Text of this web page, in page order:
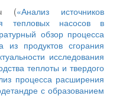
(«Анализ источников
тепловых насосов в
обзор процесса
из продуктов сгорания
исследования
теплоты и твердого
процесса расширения
с образованием